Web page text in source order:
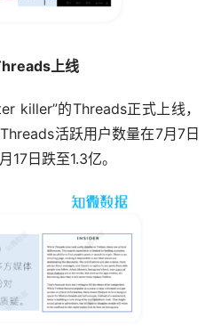
上线
killer”的Threads正式上线，
活跃用户数量在7月7日
17日跌至1.3亿。